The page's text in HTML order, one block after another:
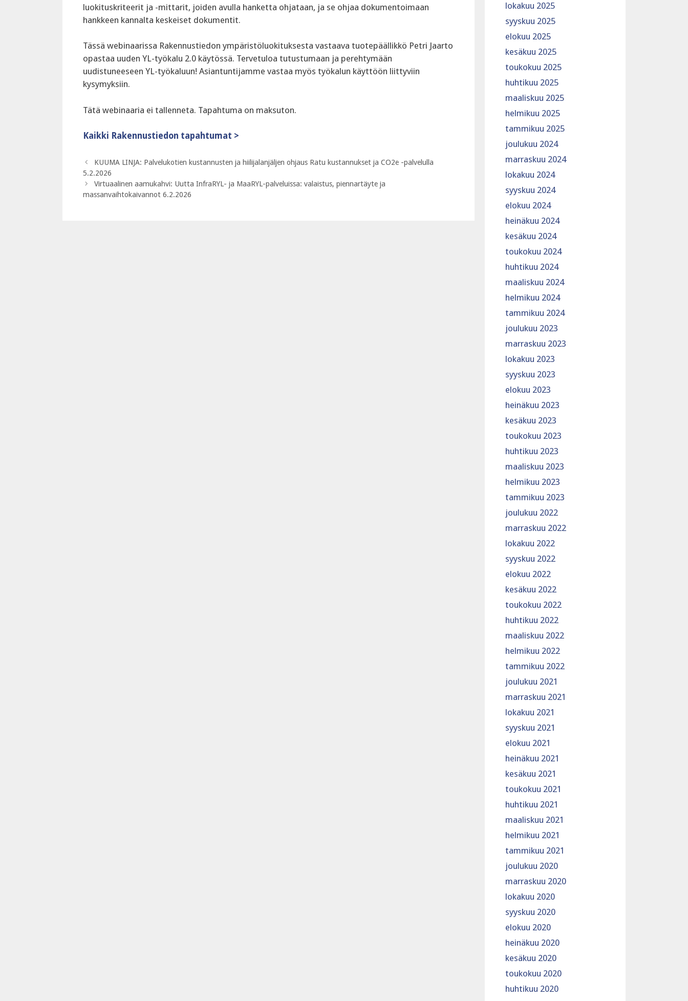
luokituskriteerit ja -mittarit, joiden avulla hanketta ohjataan, ja se ohjaa dokumentoimaan
hankkeen kannalta keskeiset dokumentit.
‍Tässä webinaarissa Rakennustiedon ympäristöluokituksesta vastaava tuotepäällikkö Petri Jaarto
opastaa uuden YL-työkalu 2.0 käytössä. Tervetuloa tutustumaan ja perehtymään
uudistuneeseen YL-työkaluun! Asiantuntijamme vastaa myös työkalun käyttöön liittyviin
kysymyksiin.
‍Tätä webinaaria ei tallenneta. Tapahtuma on maksuton.
Kaikki Rakennustiedon tapahtumat >
KUUMA LINJA: Palvelukotien kustannusten ja hiilijalanjäljen ohjaus Ratu kustannukset ja CO2e -palvelulla
5.2.2026
Virtuaalinen aamukahvi: Uutta InfraRYL- ja MaaRYL-palveluissa: valaistus, piennartäyte ja
massanvaihtokaivannot 6.2.2026
lokakuu 2025
syyskuu 2025
elokuu 2025
kesäkuu 2025
toukokuu 2025
huhtikuu 2025
maaliskuu 2025
helmikuu 2025
tammikuu 2025
joulukuu 2024
marraskuu 2024
lokakuu 2024
syyskuu 2024
elokuu 2024
heinäkuu 2024
kesäkuu 2024
toukokuu 2024
huhtikuu 2024
maaliskuu 2024
helmikuu 2024
tammikuu 2024
joulukuu 2023
marraskuu 2023
lokakuu 2023
syyskuu 2023
elokuu 2023
heinäkuu 2023
kesäkuu 2023
toukokuu 2023
huhtikuu 2023
maaliskuu 2023
helmikuu 2023
tammikuu 2023
joulukuu 2022
marraskuu 2022
lokakuu 2022
syyskuu 2022
elokuu 2022
kesäkuu 2022
toukokuu 2022
huhtikuu 2022
maaliskuu 2022
helmikuu 2022
tammikuu 2022
joulukuu 2021
marraskuu 2021
lokakuu 2021
syyskuu 2021
elokuu 2021
heinäkuu 2021
kesäkuu 2021
toukokuu 2021
huhtikuu 2021
maaliskuu 2021
helmikuu 2021
tammikuu 2021
joulukuu 2020
marraskuu 2020
lokakuu 2020
syyskuu 2020
elokuu 2020
heinäkuu 2020
kesäkuu 2020
toukokuu 2020
huhtikuu 2020